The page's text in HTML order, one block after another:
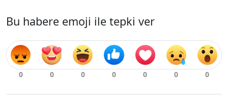
Bu habere emoji ile tepki ver